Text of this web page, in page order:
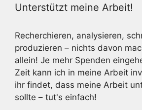
Unterstützt meine Arbeit!
Recherchieren, analysieren,
produzieren – nichts davon
allein! Je mehr Spenden
Zeit kann ich in meine Arbeit
ihr findet, dass meine Arbeit
sollte – tut's einfach!